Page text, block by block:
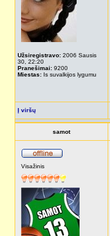
Užsiregistravo: 2006 Sausis
30, 22:20
Pranešimai: 9200
Miestas: Is suvalkijos lygumu
Į viršų
samot
Visažinis